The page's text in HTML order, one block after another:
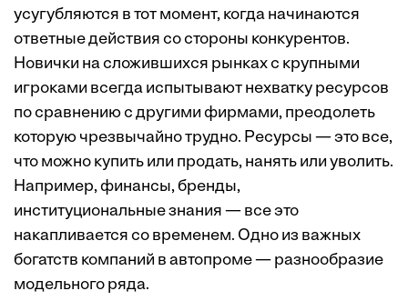
усугубляются в тот момент, когда начинаются
ответные действия со стороны конкурентов.
Новички на сложившихся рынках с крупными
игроками всегда испытывают нехватку ресурсов
по сравнению с другими фирмами, преодолеть
которую чрезвычайно трудно. Ресурсы — это все,
что можно купить или продать, нанять или уволить.
Например, финансы, бренды,
институциональные знания — все это
накапливается со временем. Одно из важных
богатств компаний в автопроме — разнообразие
модельного ряда.